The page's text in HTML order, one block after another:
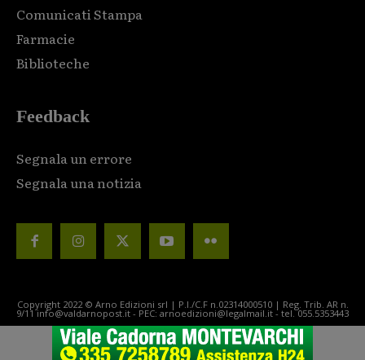
Comunicati Stampa
Farmacie
Biblioteche
Feedback
Segnala un errore
Segnala una notizia
Copyright 2022 © Arno Edizioni srl | P.I./C.F n.02314000510 | Reg. Trib. AR n.
9/11 info@valdarnopost.it - PEC: arnoedizioni@legalmail.it - tel. 055.5353443